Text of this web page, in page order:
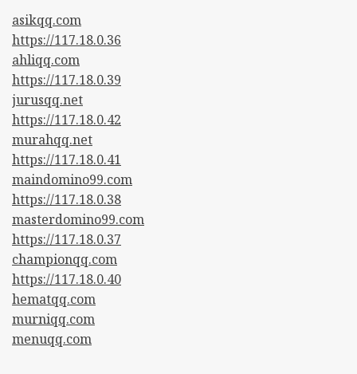
asikqq.com
https://117.18.0.36
ahliqq.com
https://117.18.0.39
jurusqq.net
https://117.18.0.42
murahqq.net
https://117.18.0.41
maindomino99.com
https://117.18.0.38
masterdomino99.com
https://117.18.0.37
championqq.com
https://117.18.0.40
hematqq.com
murniqq.com
menuqq.com